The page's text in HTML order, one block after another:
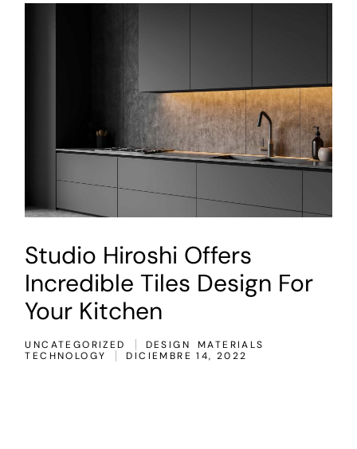
Studio Hiroshi Offers
Incredible Tiles Design For
Your Kitchen
UNCATEGORIZED DESIGN
MATERIALS
TECHNOLOGY
DICIEMBRE 14, 2022